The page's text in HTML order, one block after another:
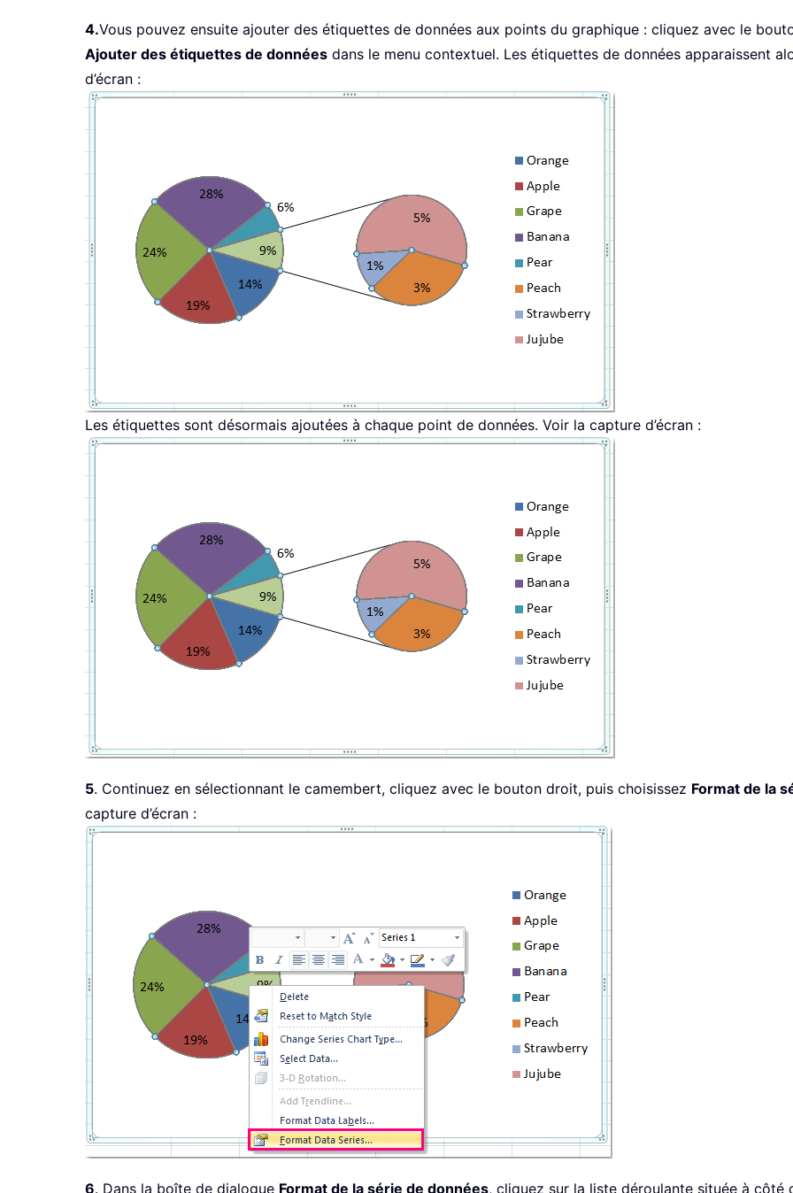
4.Vous pouvez ensuite ajouter des étiquettes de données aux points du graphique : cliquez avec le
Ajouter des étiquettes de données dans le menu contextuel. Les étiquettes de données apparaissent
d’écran :
Les étiquettes sont désormais ajoutées à chaque point de données. Voir la capture d’écran :
5. Continuez en sélectionnant le camembert, cliquez avec le bouton droit, puis choisissez Format de la
capture d’écran :
6. Dans la boîte de dialogue Format de la série de données, cliquez sur la liste déroulante située à côté